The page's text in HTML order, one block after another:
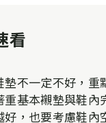
看
不一定不好，重
基本襯墊與鞋內
，也要考慮鞋內